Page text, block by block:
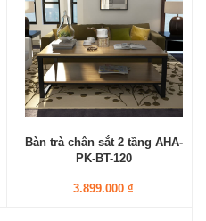
Bàn trà chân sắt 2 tầng AHA-
PK-BT-120
3.899.000 ₫